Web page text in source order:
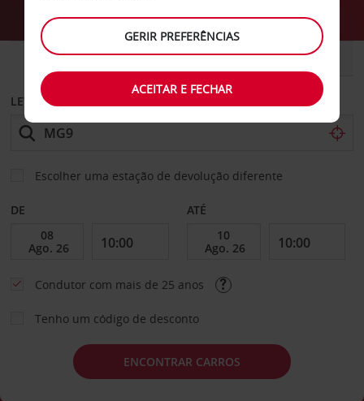
CARRO COMERCIAIS
LEVANTAR EM
Escolher uma estação de devolução diferente
DE ATÉ
Condutor com mais de 25 anos
Tenho um código de desconto
ENCONTRAR CARROS
GERIR PREFERÊNCIAS
ACEITAR E FECHAR